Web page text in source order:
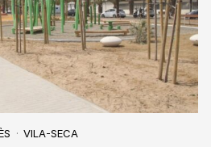
VILA-SECA